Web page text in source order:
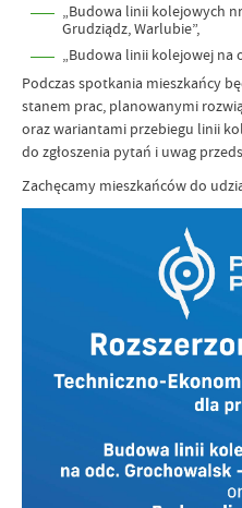
„Budowa linii kolejowych
Grudziądz, Warlubie”,
„Budowa linii kolejowej na
Podczas spotkania mieszkańcy
stanem prac, planowanymi
oraz wariantami przebiegu linii
do zgłoszenia pytań i uwag
Zachęcamy mieszkańców do